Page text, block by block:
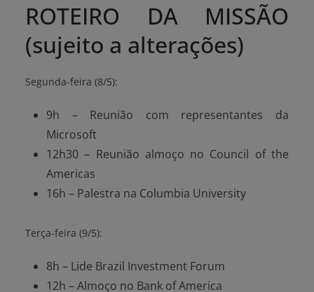
ROTEIRO DA MISSÃO
(sujeito a alterações)
Segunda-feira (8/5):
9h – Reunião com representantes da
Microsoft
12h30 – Reunião almoço no Council of the
Americas
16h – Palestra na Columbia University
Terça-feira (9/5):
8h – Lide Brazil Investment Forum
12h – Almoço no Bank of America